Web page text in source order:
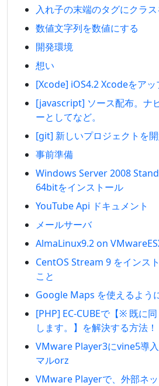
入れ子の末端のタグにクラ
数値文字列を数値にする
開発環境
想い
[Xcode] iOS4.2 Xcodeをアッ
[javascript] ソース配布。ナ
ーとしてなど。
[git] 新しいプロジェクトを
事前準備
Windows Server 2008
64bitをインストール
YouTube Api ドキュメント
メールサーバ
AlmaLinux9.2 on
CentOS Stream 9 をインス
こと
Google Maps を使えるよう
[PHP] EC-CUBEで【※ 既に
します。】を解決する方法！
VMware Player3にvine5導
マルorz
VMware Playerで、外部ネ